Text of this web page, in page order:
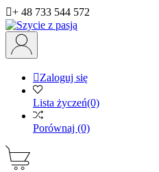
+ 48 733 544 572
Zaloguj się
Lista życzeń(0)
Porównaj (0)